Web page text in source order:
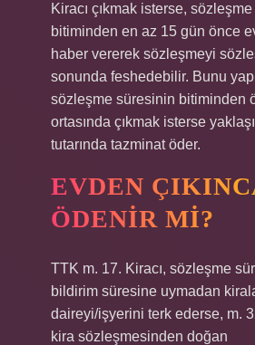
Kiracı çıkmak isterse,
bitiminden en az 15 gün önce
haber vererek sözleşmeyi
sonunda feshedebilir. Bunu
sözleşme süresinin bitiminden
ortasında çıkmak isterse
tutarında tazminat öder.
EVDEN
ÖDENIR MI?
TTK m. 17. Kiracı, sözleşme
bildirim süresine uymadan
daireyi/işyerini terk ederse, m.
kira sözleşmesinden doğan